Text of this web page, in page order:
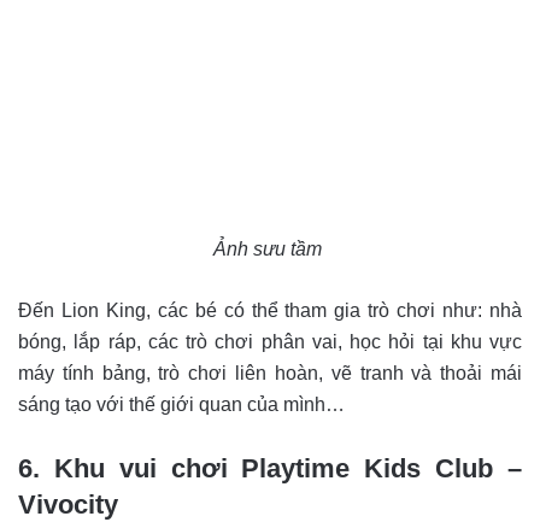
Ảnh sưu tầm
Đến Lion King, các bé có thể tham gia trò chơi như: nhà
bóng, lắp ráp, các trò chơi phân vai, học hỏi tại khu vực
máy tính bảng, trò chơi liên hoàn, vẽ tranh và thoải mái
sáng tạo với thế giới quan của mình…
6. Khu vui chơi Playtime Kids Club –
Vivocity